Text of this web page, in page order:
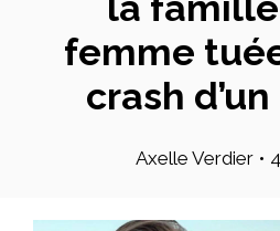
femme
crash
Axelle Verdier •